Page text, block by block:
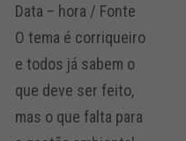
Data – hora / Fonte
O tema é corriqueiro
e todos já sabem o
que deve ser feito,
mas o que falta para